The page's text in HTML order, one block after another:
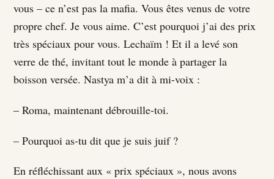
vous – ce n’est pas la mafia. Vous êtes venus de votre
propre chef. Je vous aime. C’est pourquoi j’ai des prix
très spéciaux pour vous. Lechaïm ! Et il a levé son
verre de thé, invitant tout le monde à partager la
boisson versée. Nastya m’a dit à mi-voix :
– Roma, maintenant débrouille-toi.
– Pourquoi as-tu dit que je suis juif ?
En réfléchissant aux « prix spéciaux », nous avons